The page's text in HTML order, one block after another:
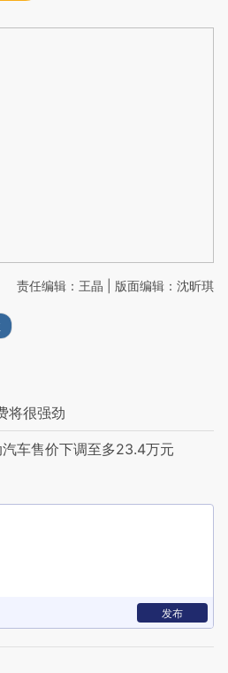
责任编辑：王晶 | 版面编辑：沈昕琪
将很强劲
车售价下调至多23.4万元
发布